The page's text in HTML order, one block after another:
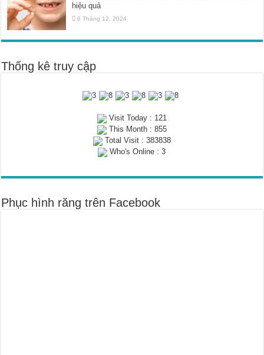
hiệu quả
6 Tháng 12, 2024
Thống kê truy cập
Visit Today : 121
This Month : 855
Total Visit : 383838
Who's Online : 3
Phục hình răng trên Facebook